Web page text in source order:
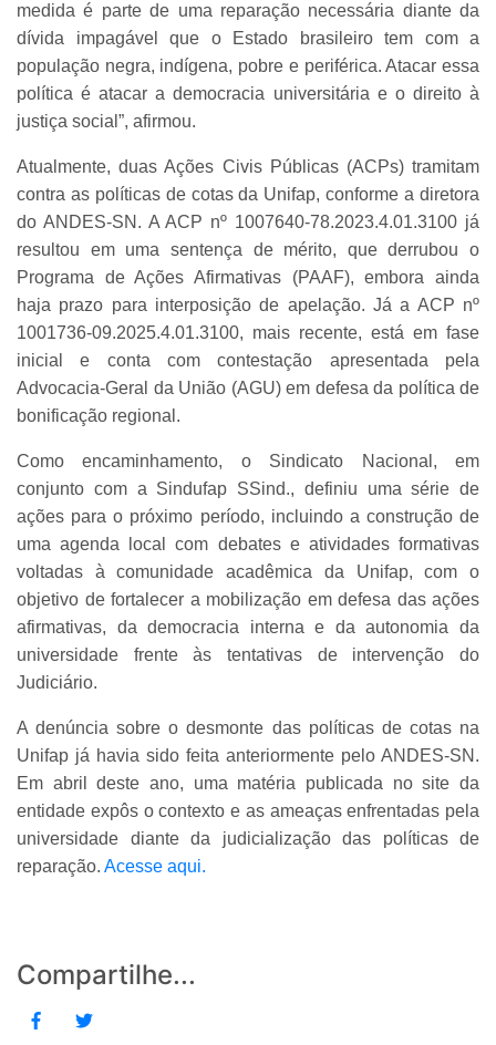
medida é parte de uma reparação necessária diante da
dívida impagável que o Estado brasileiro tem com a
população negra, indígena, pobre e periférica. Atacar essa
política é atacar a democracia universitária e o direito à
justiça social”, afirmou.
Atualmente, duas Ações Civis Públicas (ACPs) tramitam
contra as políticas de cotas da Unifap, conforme a diretora
do ANDES-SN. A ACP nº 1007640-78.2023.4.01.3100 já
resultou em uma sentença de mérito, que derrubou o
Programa de Ações Afirmativas (PAAF), embora ainda
haja prazo para interposição de apelação. Já a ACP nº
1001736-09.2025.4.01.3100, mais recente, está em fase
inicial e conta com contestação apresentada pela
Advocacia-Geral da União (AGU) em defesa da política de
bonificação regional.
Como encaminhamento, o Sindicato Nacional, em
conjunto com a Sindufap SSind., definiu uma série de
ações para o próximo período, incluindo a construção de
uma agenda local com debates e atividades formativas
voltadas à comunidade acadêmica da Unifap, com o
objetivo de fortalecer a mobilização em defesa das ações
afirmativas, da democracia interna e da autonomia da
universidade frente às tentativas de intervenção do
Judiciário.
A denúncia sobre o desmonte das políticas de cotas na
Unifap já havia sido feita anteriormente pelo ANDES-SN.
Em abril deste ano, uma matéria publicada no site da
entidade expôs o contexto e as ameaças enfrentadas pela
universidade diante da judicialização das políticas de
reparação. Acesse aqui.
Compartilhe...